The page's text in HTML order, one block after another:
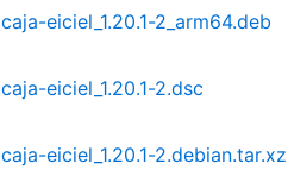
caja-eiciel_1.20.1-2_arm64.deb
caja-eiciel_1.20.1-2.dsc
caja-eiciel_1.20.1-2.debian.tar.xz